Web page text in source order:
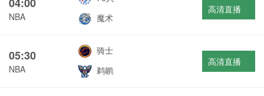
NBA
魔术
高清直播
05:30
NBA
骑士
鹈鹕
高清直播